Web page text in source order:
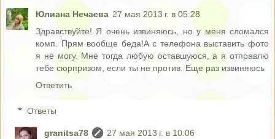
Юлиана Нечаева 27 мая 2013 г. в 05:28
Здравствуйте! Я очень извиняюсь, но у меня сломался
комп. Прям вообще беда!А с телефона выставить фото
я не могу. Мне тогда любую оставшуюся, а я отправлю
тебе сюрпризом, если ты не против. Еще раз извиняюсь
Ответить
Ответы
granitsa78
27 мая 2013 г. в 10:06